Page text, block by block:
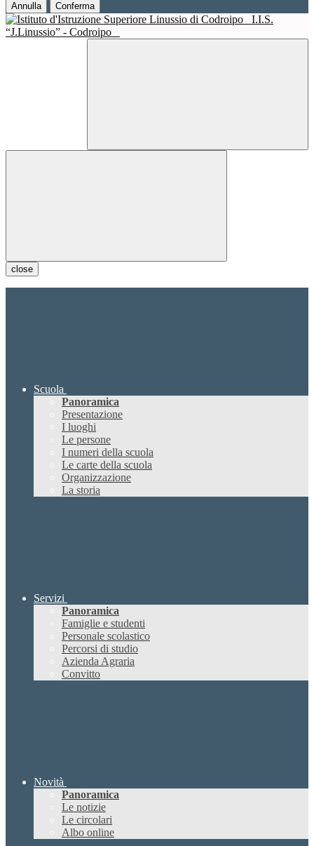
Annulla Conferma
I.I.S.
“J.Linussio” - Codroipo
close
Scuola
Panoramica
Presentazione
I luoghi
Le persone
I numeri della scuola
Le carte della scuola
Organizzazione
La storia
Servizi
Panoramica
Famiglie e studenti
Personale scolastico
Percorsi di studio
Azienda Agraria
Convitto
Novità
Panoramica
Le notizie
Le circolari
Albo online